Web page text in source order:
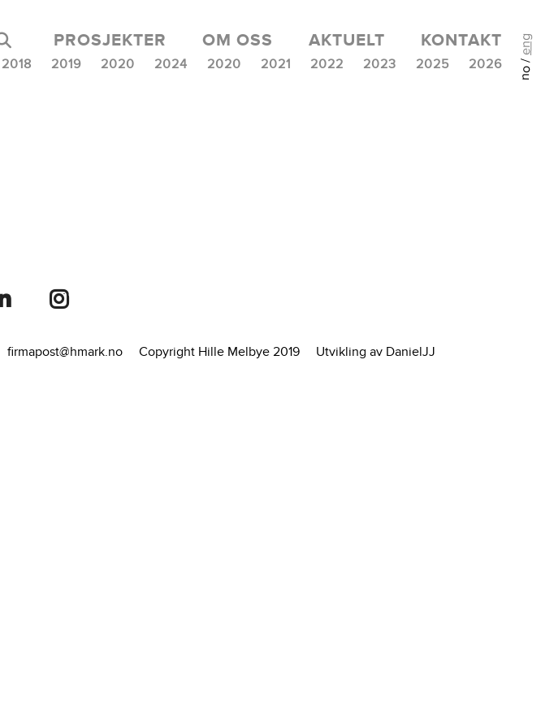
no /
eng
PROSJEKTER OM OSS AKTUELT KONTAKT
2018 2019 2020 2024 2020 2021 2022 2023 2025 2026
firmapost@hmark.no Copyright Hille Melbye 2019 Utvikling av DanielJJ